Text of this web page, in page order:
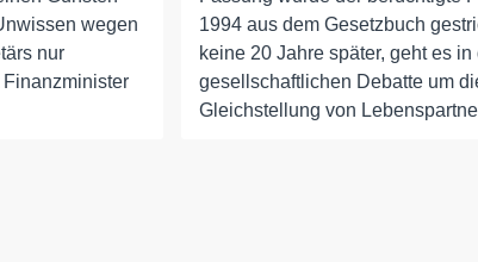
wegen
nur
1994 aus dem Gesetzbuch
keine 20 Jahre später, geht es in
gesellschaftlichen Debatte um
Gleichstellung von